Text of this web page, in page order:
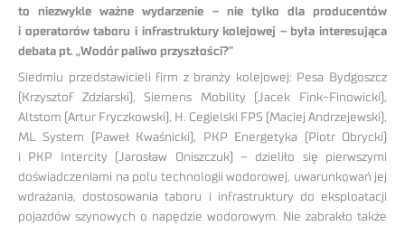
to niezwykle ważne wydarzenie – nie tylko dla producentów
i operatorów taboru i infrastruktury kolejowej – była interesująca
debata pt. „Wodór paliwo przyszłości?”
Siedmiu przedstawicieli firm z branży kolejowej: Pesa Bydgoszcz
(Krzysztof Zdziarski), Siemens Mobility (Jacek Fink-Finowicki),
Altstom (Artur Fryczkowski), H. Cegielski FPS (Maciej Andrzejewski),
ML System (Paweł Kwaśnicki), PKP Energetyka (Piotr Obrycki)
i PKP Intercity (Jarosław Oniszczuk) – dzieliło się pierwszymi
doświadczeniami na polu technologii wodorowej, uwarunkowań jej
wdrażania, dostosowania taboru i infrastruktury do eksploatacji
pojazdów szynowych o napędzie wodorowym. Nie zabrakło także